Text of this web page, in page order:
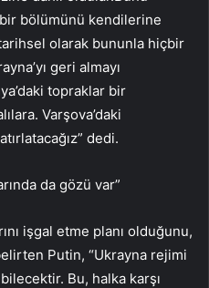
bölümünü kendilerine
olarak bununla hiçbir
geri almayı
topraklar bir
Varşova’daki
dedi.
da gözü var”
işgal etme planı olduğunu,
Putin, “Ukrayna rejimi
Bu, halka karşı